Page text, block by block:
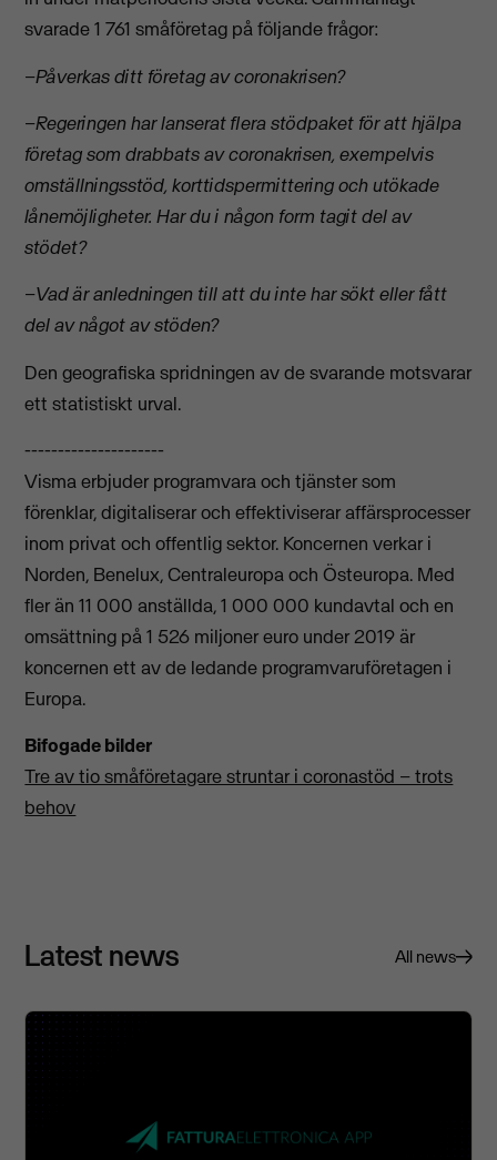
svarade 1 761 småföretag på följande frågor:
–Påverkas ditt företag av coronakrisen?
–Regeringen har lanserat flera stödpaket för att hjälpa
företag som drabbats av coronakrisen, exempelvis
omställningsstöd, korttidspermittering och utökade
lånemöjligheter. Har du i någon form tagit del av
stödet?
–Vad är anledningen till att du inte har sökt eller fått
del av något av stöden?
Den geografiska spridningen av de svarande motsvarar
ett statistiskt urval.
---------------------
Visma erbjuder programvara och tjänster som
förenklar, digitaliserar och effektiviserar affärsprocesser
inom privat och offentlig sektor. Koncernen verkar i
Norden, Benelux, Centraleuropa och Östeuropa. Med
fler än 11 000 anställda, 1 000 000 kundavtal och en
omsättning på 1 526 miljoner euro under 2019 är
koncernen ett av de ledande programvaruföretagen i
Europa.
Bifogade bilder
Tre av tio småföretagare struntar i coronastöd – trots
behov
Latest news All news